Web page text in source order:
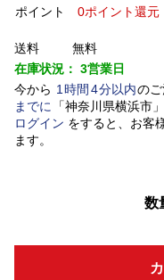
ポイント
0ポイント還元
送料
無料
在庫状況： 3営業日
今から 1 時間 4分以内の
までに
「神奈川県横浜市」
ログイン をすると、お客
ます。
数